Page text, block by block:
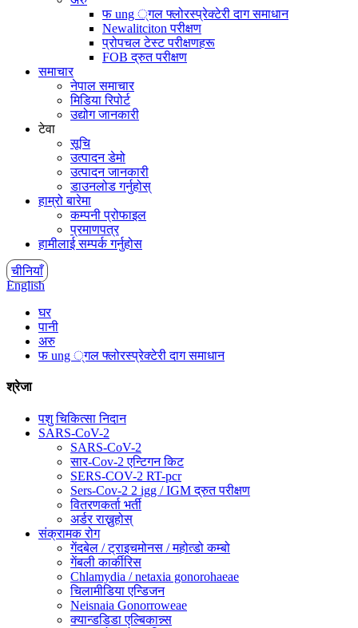
फ ung ्गल फ्लोरस्प्रेक्टेरी दाग ​​समाधान
Newalitciton परीक्षण
प्रोपचल टेस्ट परीक्षणहरू
FOB द्रुत परीक्षण
समाचार
नेपाल समाचार
मिडिया रिपोर्ट
उद्योग जानकारी
टेवा
सूचि
उत्पादन डेमो
उत्पादन जानकारी
डाउनलोड गर्नुहोस्
हाम्रो बारेमा
कम्पनी प्रोफाइल
प्रमाणपत्र
हामीलाई सम्पर्क गर्नुहोस
चीनियाँ
English
घर
पानी
अरु
फ ung ्गल फ्लोरस्प्रेक्टेरी दाग ​​समाधान
श्रेजा
पशु चिकित्सा निदान
SARS-CoV-2
SARS-CoV-2
सार-Cov-2 एन्टिगन किट
SERS-COV-2 RT-pcr
Sers-Cov-2 2 igg / IGM द्रुत परीक्षण
वितरणकर्ता भर्ती
अर्डर राख्नुहोस्
संक्रामक रोग
गेंदबेल / ट्राइचमोनस / महोत्डो कम्बो
गेंबली कार्कीरिस
Chlamydia / netaxia gonorohaeae
चिलामीडिया एन्डिजन
Neisnaia Gonorroweae
क्यान्डडिडा एल्बिकान्न्स